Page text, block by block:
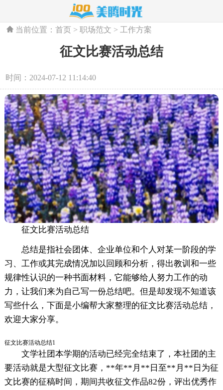
当前位置：首页 >职场范文 > 工作方案
征文比赛活动总结
时间：2024-07-12 11:14:40
征文比赛活动总结
总结是指社会团体、企业单位和个人对某一阶段的学
习、工作或其完成情况加以回顾和分析，得出教训和一些
规律性认识的一种书面材料，它能够给人努力工作的动
力，让我们来为自己写一份总结吧。但是却发现不知道该
写些什么，下面是小编帮大家整理的征文比赛活动总结，
欢迎大家分享。
征文比赛活动总结1
文学社团本学期的活动已经完全结束了，本社团的主
要活动就是大型征文比赛，**年**月**日至**月**日为征
文比赛的征稿时间，期间共收征文作品82份，评出优秀作